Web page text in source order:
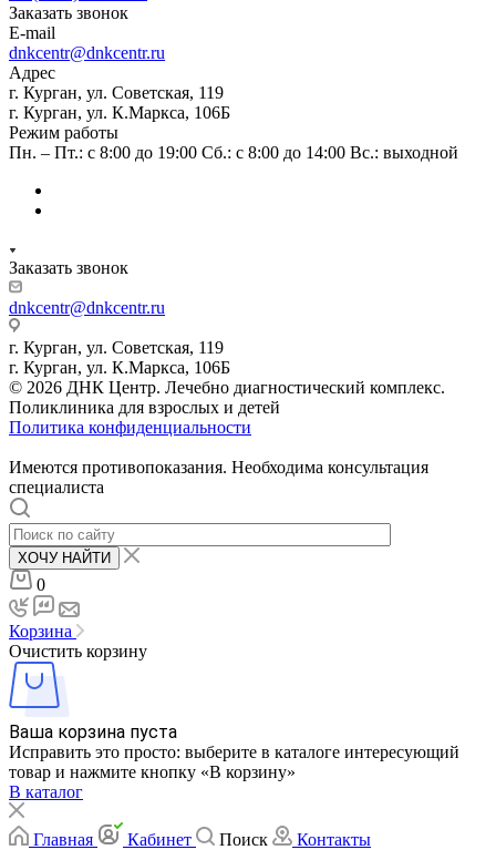
Заказать звонок
E-mail
dnkcentr@dnkcentr.ru
Адрес
г. Курган, ул. Советская, 119
г. Курган, ул. К.Маркса, 106Б
Режим работы
Пн. – Пт.: с 8:00 до 19:00 Сб.: с 8:00 до 14:00 Вс.: выходной
Заказать звонок
dnkcentr@dnkcentr.ru
г. Курган, ул. Советская, 119
г. Курган, ул. К.Маркса, 106Б
© 2026 ДНК Центр. Лечебно диагностический комплекс.
Поликлиника для взрослых и детей
Политика конфиденциальности
Имеются противопоказания. Необходима консультация
специалиста
ХОЧУ НАЙТИ
0
Корзина
Очистить корзину
Ваша корзина пуста
Исправить это просто: выберите в каталоге интересующий
товар и нажмите кнопку «В корзину»
В каталог
Главная Кабинет Поиск Контакты